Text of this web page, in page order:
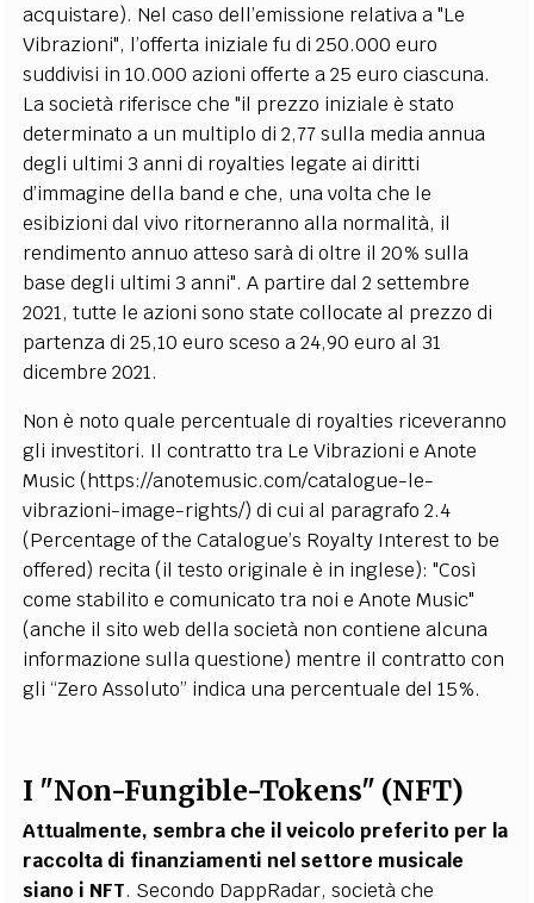
acquistare). Nel caso dell’emissione relativa a "Le
Vibrazioni", l’offerta iniziale fu di 250.000 euro
suddivisi in 10.000 azioni offerte a 25 euro ciascuna.
La società riferisce che "il prezzo iniziale è stato
determinato a un multiplo di 2,77 sulla media annua
degli ultimi 3 anni di royalties legate ai diritti
d’immagine della band e che, una volta che le
esibizioni dal vivo ritorneranno alla normalità, il
rendimento annuo atteso sarà di oltre il 20% sulla
base degli ultimi 3 anni". A partire dal 2 settembre
2021, tutte le azioni sono state collocate al prezzo di
partenza di 25,10 euro sceso a 24,90 euro al 31
dicembre 2021.
Non è noto quale percentuale di royalties riceveranno
gli investitori. Il contratto tra Le Vibrazioni e Anote
Music (https://anotemusic.com/catalogue-le-
vibrazioni-image-rights/) di cui al paragrafo 2.4
(Percentage of the Catalogue’s Royalty Interest to be
offered) recita (il testo originale è in inglese): "Così
come stabilito e comunicato tra noi e Anote Music"
(anche il sito web della società non contiene alcuna
informazione sulla questione) mentre il contratto con
gli “Zero Assoluto” indica una percentuale del 15%.
I "Non-Fungible-Tokens" (NFT)
Attualmente, sembra che il veicolo preferito per la
raccolta di finanziamenti nel settore musicale
siano i NFT. Secondo DappRadar, società che